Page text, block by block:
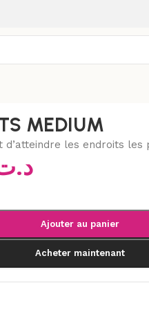
MEDIUM
les endroits les
Ajouter au panier
Acheter maintenant